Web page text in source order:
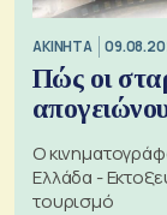
ΑΚΙΝΗΤΑ
Πώς οι
Ο
Ελλάδα -
τουρισμό